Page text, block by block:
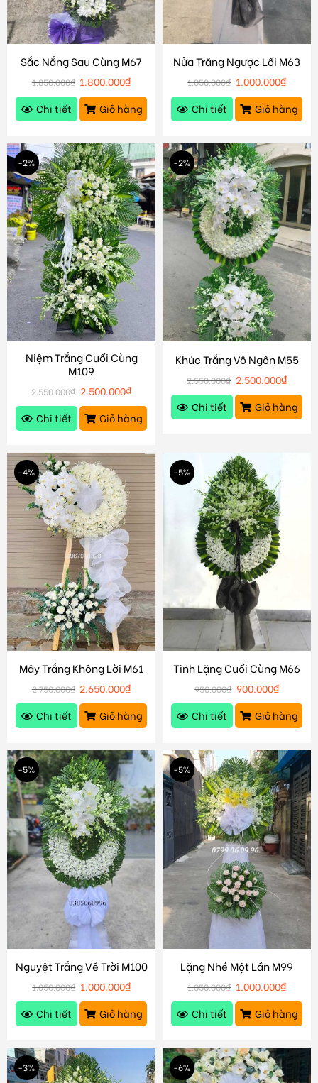
Sắc Nắng Sau Cùng M67
1.850.000₫ 1.800.000₫
Chi tiết
Giỏ hàng
Nửa Trăng Ngược Lối M63
1.050.000₫ 1.000.000₫
Chi tiết
Giỏ hàng
-2%
Niệm Trắng Cuối Cùng
M109
2.550.000₫ 2.500.000₫
Chi tiết
Giỏ hàng
-2%
Khúc Trắng Vô Ngôn M55
2.550.000₫ 2.500.000₫
Chi tiết
Giỏ hàng
-4%
Mây Trắng Không Lời M61
2.750.000₫ 2.650.000₫
Chi tiết
Giỏ hàng
-5%
Tĩnh Lặng Cuối Cùng M66
950.000₫ 900.000₫
Chi tiết
Giỏ hàng
-5%
Nguyệt Trắng Về Trời M100
1.050.000₫ 1.000.000₫
Chi tiết
Giỏ hàng
-5%
Lặng Nhé Một Lần M99
1.050.000₫ 1.000.000₫
Chi tiết
Giỏ hàng
-3% -6%